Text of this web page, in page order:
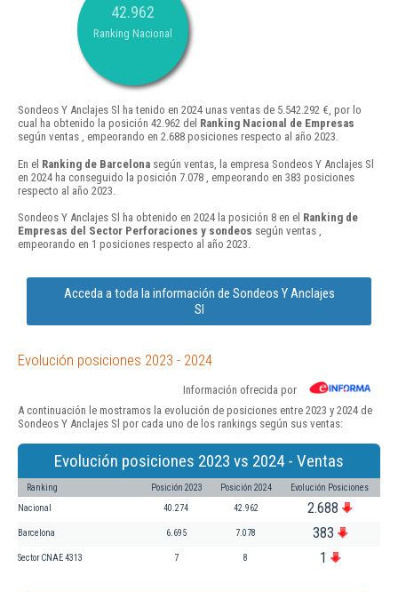
42.962
Ranking Nacional
Sondeos Y Anclajes Sl ha tenido en 2024 unas ventas de 5.542.292 €, por lo
cual ha obtenido la posición 42.962 del Ranking Nacional de Empresas
según ventas , empeorando en 2.688 posiciones respecto al año 2023.
En el Ranking de Barcelona según ventas, la empresa Sondeos Y Anclajes Sl
en 2024 ha conseguido la posición 7.078 , empeorando en 383 posiciones
respecto al año 2023.
Sondeos Y Anclajes Sl ha obtenido en 2024 la posición 8 en el Ranking de
Empresas del Sector Perforaciones y sondeos según ventas ,
empeorando en 1 posiciones respecto al año 2023.
Acceda a toda la información de Sondeos Y Anclajes
Sl
Evolución posiciones 2023 - 2024
Información ofrecida por
A continuación le mostramos la evolución de posiciones entre 2023 y 2024 de
Sondeos Y Anclajes Sl por cada uno de los rankings según sus ventas:
Evolución posiciones 2023 vs 2024 - Ventas
Ranking Posición 2023 Posición 2024 Evolución Posiciones
Nacional 40.274 42.962 2.688
Barcelona 6.695 7.078 383
Sector CNAE 4313 7 8 1